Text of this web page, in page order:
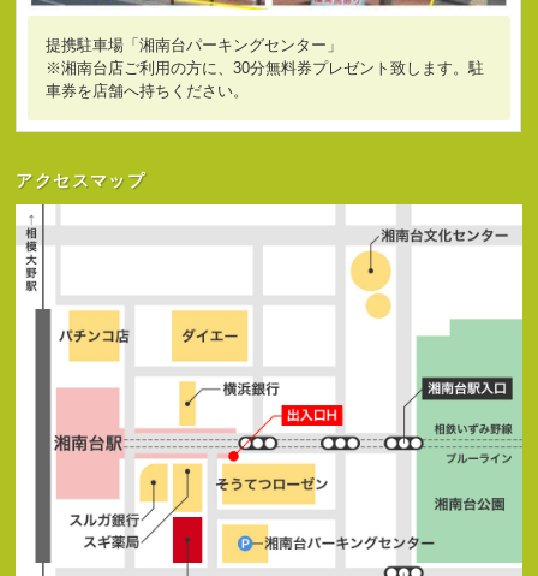
提携駐車場「湘南台パーキングセンター」
※湘南台店ご利用の方に、30分無料券プレゼント致します。駐
車券を店舗へ持ちください。
アクセスマップ